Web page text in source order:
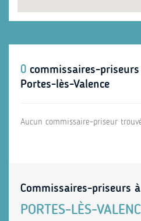
0 commissaires-
Portes-lès-Valence
Aucun commissaire-priseur
Commissaires-priseurs à
PORTES-LÈS-